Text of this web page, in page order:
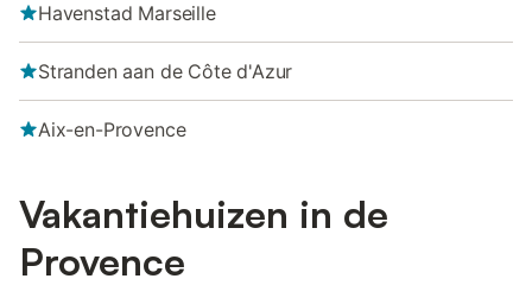
Havenstad Marseille
Stranden aan de Côte d'Azur
Aix-en-Provence
Vakantiehuizen in de
Provence